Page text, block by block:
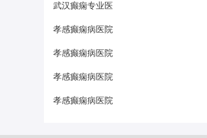
武汉癫痫专业医
孝感癫痫病医院
孝感癫痫病医院
孝感癫痫病医院
孝感癫痫病医院